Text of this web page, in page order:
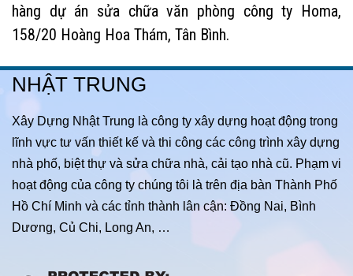
4, HCM. Sửa nhà Nhật Trung chuyên thi công sửa
chữa, cải tạo nhà cũ thành nhà mới, sửa nhà trọn gói,
NHẬT TRUNG
Xây Dựng Nhật Trung là công ty xây dựng hoạt động trong
lĩnh vực tư vấn thiết kế và thi công các công trình xây dựng
nhà phố, biệt thự và sửa chữa nhà, cải tạo nhà cũ. Phạm vi
hoạt động của công ty chúng tôi là trên địa bàn Thành Phố
Hồ Chí Minh và các tỉnh thành lân cận: Đồng Nai, Bình
Dương, Củ Chi, Long An, …